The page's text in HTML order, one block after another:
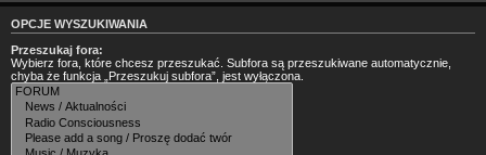
OPCJE WYSZUKIWANIA
Przeszukaj fora:
Wybierz fora, które chcesz przeszukać. Subfora są przeszukiwane automatycznie,
chyba że funkcja „Przeszukuj subfora”, jest wyłączona.